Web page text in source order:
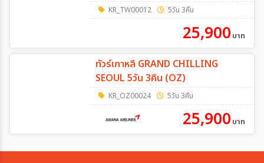
KR_TW00012 5วัน 3คืน
25,900 บาท
ทัวร์เกาหลี GRAND CHILLING
SEOUL 5วัน 3คืน (OZ)
KR_OZ00024 5วัน 3คืน
25,900 บาท